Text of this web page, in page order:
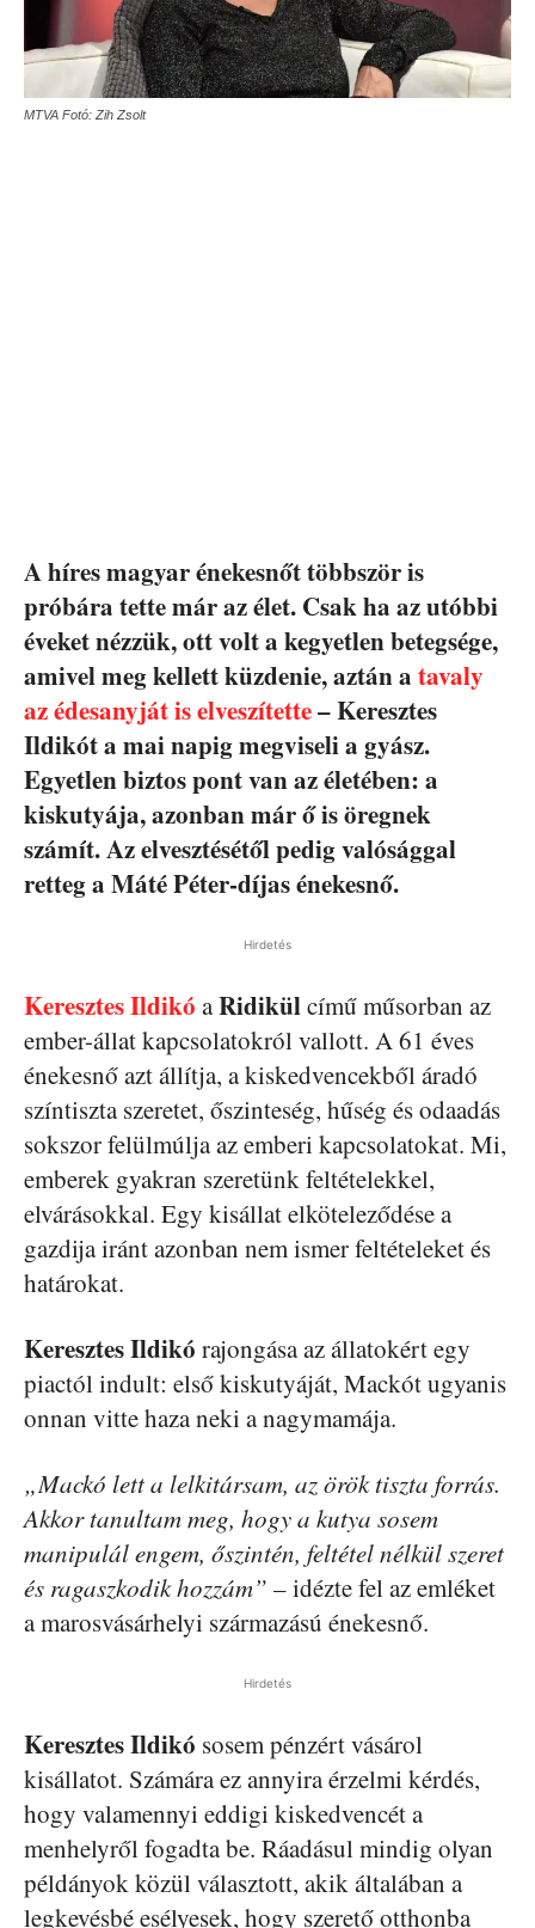
MTVA Fotó: Zih Zsolt
A híres magyar énekesnőt többször is
próbára tette már az élet. Csak ha az utóbbi
éveket nézzük, ott volt a kegyetlen betegsége,
amivel meg kellett küzdenie, aztán a tavaly
az édesanyját is elveszítette– Keresztes
Ildikót a mai napig megviseli a gyász.
Egyetlen biztos pont van az életében: a
kiskutyája, azonban már ő is öregnek
számít. Az elvesztésétől pedig valósággal
retteg a Máté Péter-díjas énekesnő.
Hirdetés
Keresztes Ildikó aRidikülcímű műsorban az
ember-állat kapcsolatokról vallott. A 61 éves
énekesnő azt állítja, a kiskedvencekből áradó
színtiszta szeretet, őszinteség, hűség és odaadás
sokszor felülmúlja az emberi kapcsolatokat. Mi,
emberek gyakran szeretünk feltételekkel,
elvárásokkal. Egy kisállat elköteleződése a
gazdija iránt azonban nem ismer feltételeket és
határokat.
Keresztes Ildikó rajongása az állatokért egy
piactól indult: első kiskutyáját, Mackót ugyanis
onnan vitte haza neki a nagymamája.
„Mackó lett a lelkitársam, az örök tiszta forrás.
Akkor tanultam meg, hogy a kutya sosem
manipulál engem, őszintén, feltétel nélkül szeret
és ragaszkodik hozzám” – idézte fel az emléket
a marosvásárhelyi származású énekesnő.
Hirdetés
Keresztes Ildikó sosem pénzért vásárol
kisállatot. Számára ez annyira érzelmi kérdés,
hogy valamennyi eddigi kiskedvencét a
menhelyről fogadta be. Ráadásul mindig olyan
példányok közül választott, akik általában a
legkevésbé esélyesek, hogy szerető otthonba